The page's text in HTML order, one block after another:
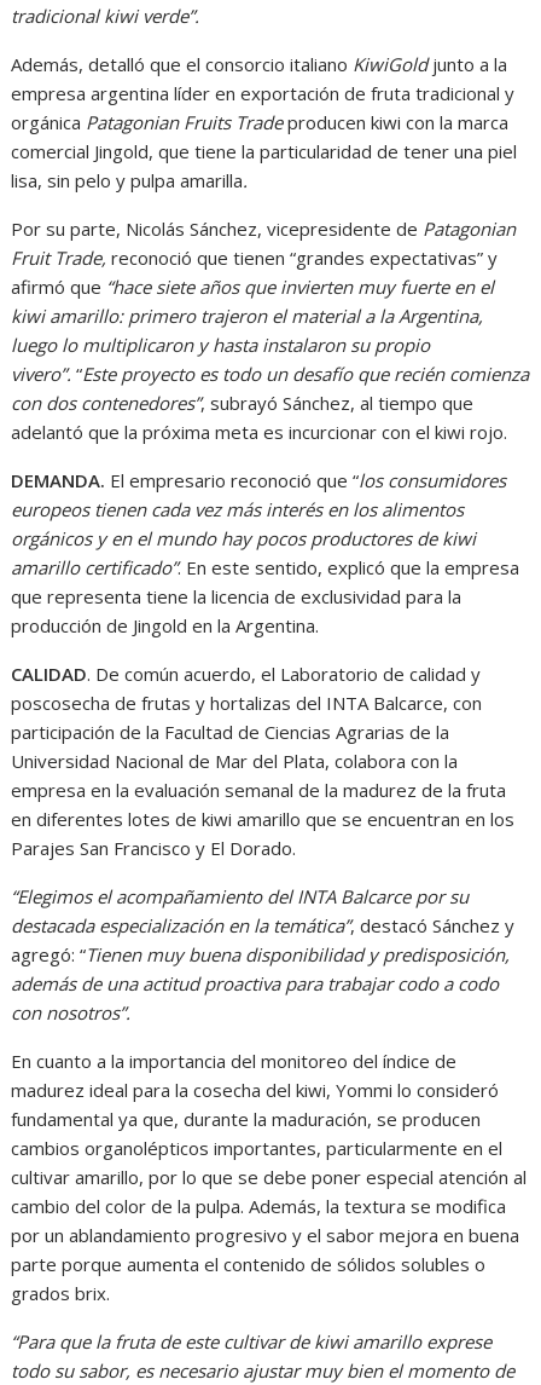
tradicional kiwi verde”.
Además, detalló que el consorcio italiano KiwiGoldjunto a la
empresa argentina líder en exportación de fruta tradicional y
orgánica Patagonian Fruits Tradeproducen kiwi con la marca
comercial Jingold, que tiene la particularidad de tener una piel
lisa, sin pelo y pulpa amarilla.
Por su parte, Nicolás Sánchez, vicepresidente de Patagonian
Fruit Trade,reconoció que tienen “grandes expectativas” y
afirmó que “hace siete años que invierten muy fuerte en el
kiwi amarillo: primero trajeron el material a la Argentina,
luego lo multiplicaron y hasta instalaron su propio
vivero”.“Este proyecto es todo un desafío que recién comienza
con dos contenedores”, subrayó Sánchez, al tiempo que
adelantó que la próxima meta es incurcionar con el kiwi rojo.
DEMANDA. El empresario reconoció que “los consumidores
europeos tienen cada vez más interés en los alimentos
orgánicos y en el mundo hay pocos productores de kiwi
amarillo certificado”. En este sentido, explicó que la empresa
que representa tiene la licencia de exclusividad para la
producción de Jingold en la Argentina.
CALIDAD. De común acuerdo, el Laboratorio de calidad y
poscosecha de frutas y hortalizas del INTA Balcarce, con
participación de la Facultad de Ciencias Agrarias de la
Universidad Nacional de Mar del Plata, colabora con la
empresa en la evaluación semanal de la madurez de la fruta
en diferentes lotes de kiwi amarillo que se encuentran en los
Parajes San Francisco y El Dorado.
“Elegimos el acompañamiento del INTA Balcarce por su
destacada especialización en la temática”, destacó Sánchez y
agregó: “Tienen muy buena disponibilidad y predisposición,
además de una actitud proactiva para trabajar codo a codo
con nosotros”.
En cuanto a la importancia del monitoreo del índice de
madurez ideal para la cosecha del kiwi, Yommi lo consideró
fundamental ya que, durante la maduración, se producen
cambios organolépticos importantes, particularmente en el
cultivar amarillo, por lo que se debe poner especial atención al
cambio del color de la pulpa. Además, la textura se modifica
por un ablandamiento progresivo y el sabor mejora en buena
parte porque aumenta el contenido de sólidos solubles o
grados brix.
“Para que la fruta de este cultivar de kiwi amarillo exprese
todo su sabor, es necesario ajustar muy bien el momento de